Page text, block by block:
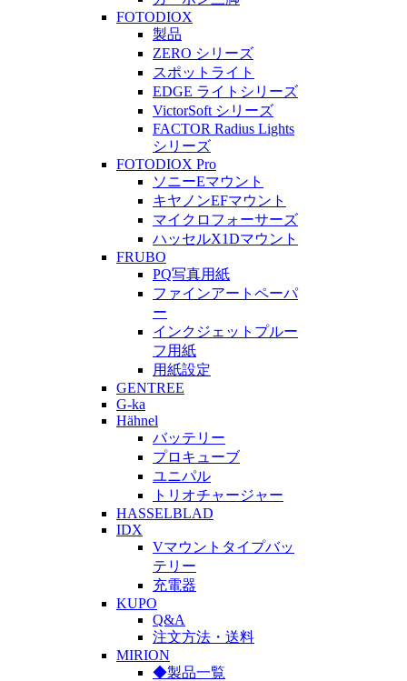
FOTODIOX
製品
ZERO シリーズ
スポットライト
EDGE ライトシリーズ
VictorSoft シリーズ
FACTOR Radius Lights
シリーズ
FOTODIOX Pro
ソニーEマウント
キヤノンEFマウント
マイクロフォーサーズ
ハッセルX1Dマウント
FRUBO
PQ写真用紙
ファインアートペーパ
ー
インクジェットプルー
フ用紙
用紙設定
GENTREE
G-ka
Hähnel
バッテリー
プロキューブ
ユニパル
トリオチャージャー
HASSELBLAD
IDX
Vマウントタイプバッ
テリー
充電器
KUPO
Q&A
注文方法・送料
MIRION
◆製品一覧